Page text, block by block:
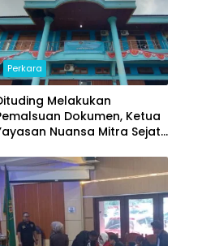
Perkara
Melakukan
Dokumen, Ketua
Nuansa Mitra Sejati:
BGN